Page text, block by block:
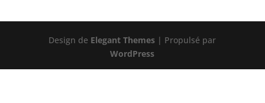
Design de Elegant Themes | Propulsé par
WordPress